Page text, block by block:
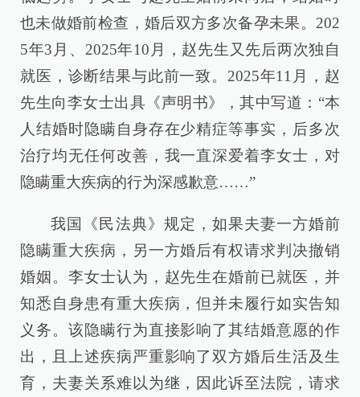
也未做婚前检查，婚后双方多次备孕未果。202
5年3月、2025年10月，赵先生又先后两次独自
就医，诊断结果与此前一致。2025年11月，赵
先生向李女士出具《声明书》，其中写道：“本
人结婚时隐瞒自身存在少精症等事实，后多次
治疗均无任何改善，我一直深爱着李女士，对
隐瞒重大疾病的行为深感歉意……”
我国《民法典》规定，如果夫妻一方婚前
隐瞒重大疾病，另一方婚后有权请求判决撤销
婚姻。李女士认为，赵先生在婚前已就医，并
知悉自身患有重大疾病，但并未履行如实告知
义务。该隐瞒行为直接影响了其结婚意愿的作
出，且上述疾病严重影响了双方婚后生活及生
育，夫妻关系难以为继，因此诉至法院，请求